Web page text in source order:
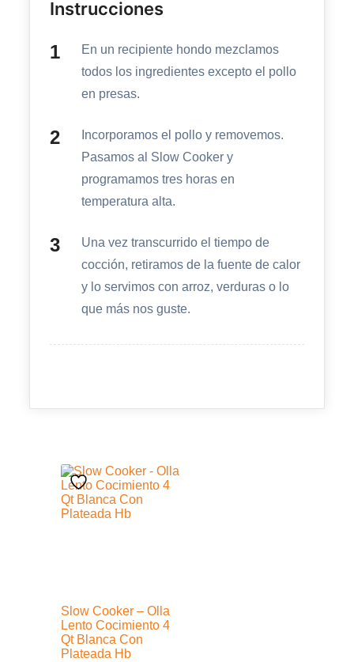
Instrucciones
En un recipiente hondo mezclamos
todos los ingredientes excepto el pollo
en presas.
Incorporamos el pollo y removemos.
Pasamos al Slow Cooker y
programamos tres horas en
temperatura alta.
Una vez transcurrido el tiempo de
cocción, retiramos de la fuente de calor
y lo servimos con arroz, verduras o lo
que más nos guste.
Slow Cooker – Olla
Lento Cocimiento 4
Qt Blanca Con
Plateada Hb